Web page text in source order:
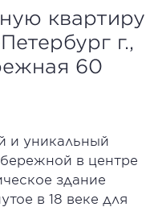
квартиру
г.,
60
и уникальный
в центре
здание
в 18 веке для